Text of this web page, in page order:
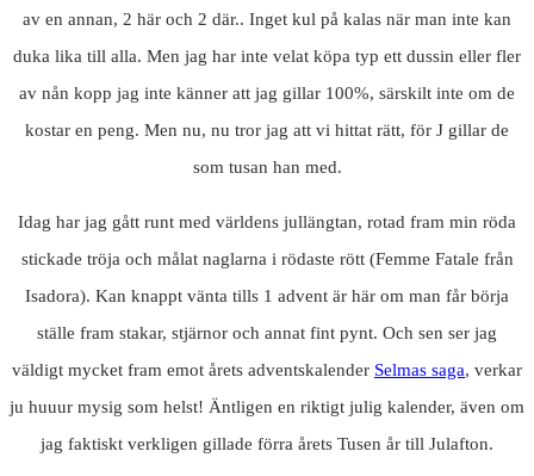
av en annan, 2 här och 2 där.. Inget kul på kalas när man inte kan
duka lika till alla. Men jag har inte velat köpa typ ett dussin eller fler
av nån kopp jag inte känner att jag gillar 100%, särskilt inte om de
kostar en peng. Men nu, nu tror jag att vi hittat rätt, för J gillar de
som tusan han med.
Idag har jag gått runt med världens jullängtan, rotad fram min röda
stickade tröja och målat naglarna i rödaste rött (Femme Fatale från
Isadora). Kan knappt vänta tills 1 advent är här om man får börja
ställe fram stakar, stjärnor och annat fint pynt. Och sen ser jag
väldigt mycket fram emot årets adventskalender Selmas saga, verkar
ju huuur mysig som helst! Äntligen en riktigt julig kalender, även om
jag faktiskt verkligen gillade förra årets Tusen år till Julafton.